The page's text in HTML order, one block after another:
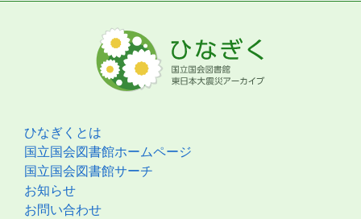
ひなぎくとは
国立国会図書館ホームページ
国立国会図書館サーチ
お知らせ
お問い合わせ